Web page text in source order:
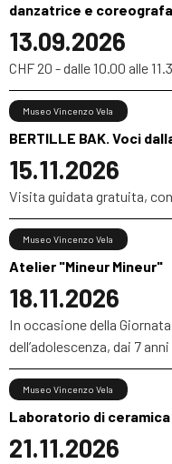
danzatrice e coreografa
13.09.2026
CHF 20 - dalle 10.00 alle
BERTILLE BAK. Voci
15.11.2026
Museo Vincenzo Vela
Visita guidata gratuita,
Atelier "Mineur Mineur"
18.11.2026
Museo Vincenzo Vela
In occasione della
dell’adolescenza, dai 7
Laboratorio di ceramica
21.11.2026
Museo Vincenzo Vela